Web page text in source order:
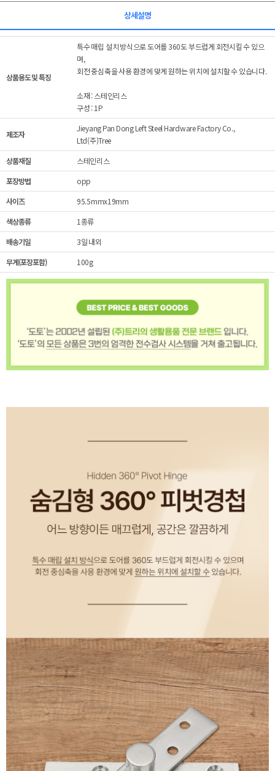
상세설명
상품용도 및 특징
특수 매립 설치 방식으로 도어를 360도 부드럽게 회전시킬 수 있으
며,
회전 중심축을 사용 환경에 맞게 원하는 위치에 설치할 수 있습니다.
소재 : 스테인리스
구성 : 1P
제조자
Jieyang Pan Dong Left Steel Hardware Factory Co.,
Ltd(주)Tree
상품재질
스테인리스
포장방법
opp
사이즈
95.5mmx19mm
색상종류
1종류
배송기일
3일 내외
무게(포장포함)
100g